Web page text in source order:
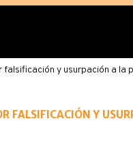
falsificación y usurpación a
falsificación y